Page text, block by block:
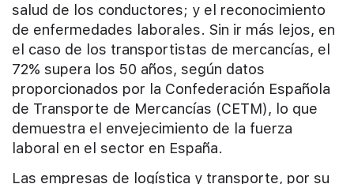
salud de los conductores; y el reconocimiento
de enfermedades laborales. Sin ir más lejos, en
el caso de los transportistas de mercancías, el
72% supera los 50 años, según datos
proporcionados por la Confederación Española
de Transporte de Mercancías (CETM), lo que
demuestra el envejecimiento de la fuerza
laboral en el sector en España.
Las empresas de logística y transporte, por su